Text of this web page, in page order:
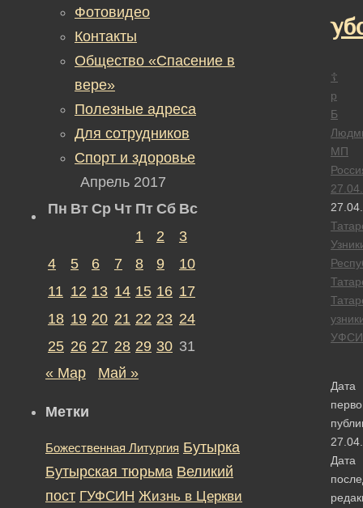
☦
р
Б
МП
Дата
Дата
Фотовидео
Контакты
Общество «Спасение в
вере»
Полезные адреса
Для сотрудников
Спорт и здоровье
Апрель 2017
Пн Вт Ср Чт Пт Сб Вс
1
2
3
4
5 6 7 8 9
10
11 12 13 14 15 16 17
18 19 20 21 22 23 24
25 26 27 28 29 30 31
« Мар
Май »
Метки
Божественная Литургия Бутырка
Бутырская тюрьма Великий
пост ГУФСИН Жизнь в Церкви